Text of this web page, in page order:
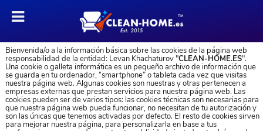
RAZONES PARA REALIZAR LA LIMPIEZA
DE MUEBLES, ALFOMBRAS Y
COLCHONES
Bienvenida/o a la información básica sobre las cookies de la página web
responsabilidad de la entidad: Levan Khachaturov "CLEAN-HOME.ES".
Una cookie o galleta informática es un pequeño archivo de información que
se guarda en tu ordenador, “smartphone” o tableta cada vez que visitas
nuestra página web. Algunas cookies son nuestras y otras pertenecen a
empresas externas que prestan servicios para nuestra página web. Las
cookies pueden ser de varios tipos: las cookies técnicas son necesarias para
que nuestra página web pueda funcionar, no necesitan de tu autorización y
son las únicas que tenemos activadas por defecto. El resto de cookies sirven
para mejorar nuestra página, para personalizarla en base a tus